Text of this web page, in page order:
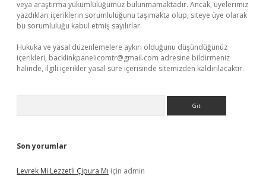
veya araştırma yükümlülüğümüz bulunmamaktadır. Ancak, üyelerimiz
yazdıkları içeriklerin sorumluluğunu taşımakta olup, siteye üye olarak
bu sorumluluğu kabul etmiş sayılırlar.
Hukuka ve yasal düzenlemelere aykırı olduğunu düşündüğünüz
içerikleri, backlinkpanelicomtr@gmail.com adresine bildirmeniz
halinde, ilgili içerikler yasal süre içerisinde sitemizden kaldırılacaktır.
Son yorumlar
Levrek Mi Lezzetli Çipura Mı için admin